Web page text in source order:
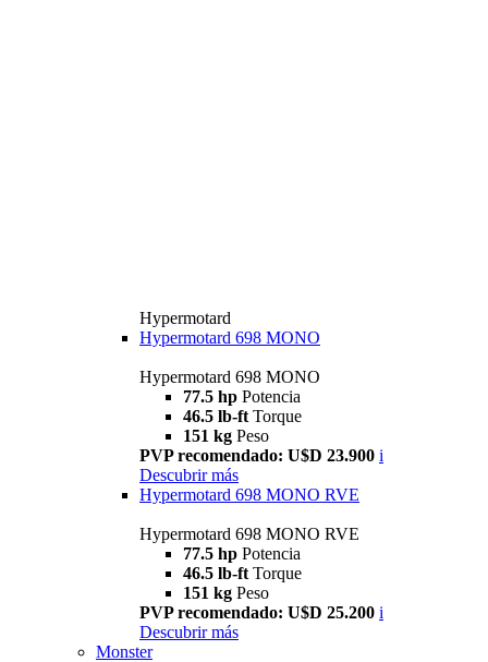
Hypermotard
Hypermotard 698 MONO
Hypermotard 698 MONO
77.5 hp Potencia
46.5 lb-ft Torque
151 kg Peso
PVP recomendado: U$D 23.900 i
Descubrir más
Hypermotard 698 MONO RVE
Hypermotard 698 MONO RVE
77.5 hp Potencia
46.5 lb-ft Torque
151 kg Peso
PVP recomendado: U$D 25.200 i
Descubrir más
Monster